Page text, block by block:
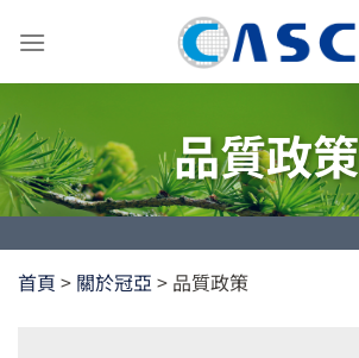
品質政策
首頁 > 關於冠亞 > 品質政策